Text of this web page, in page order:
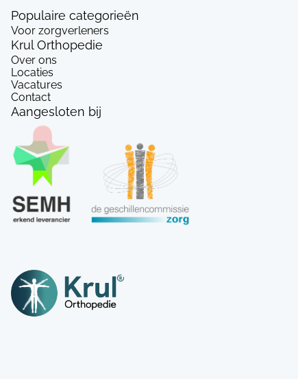
Populaire categorieën
Voor zorgverleners
Krul Orthopedie
Over ons
Locaties
Vacatures
Contact
Aangesloten bij